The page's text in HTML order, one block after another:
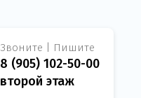
Звоните | Пишите
8 (905) 102-50-00
второй этаж